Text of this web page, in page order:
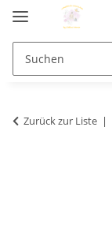
Zurück zur Liste